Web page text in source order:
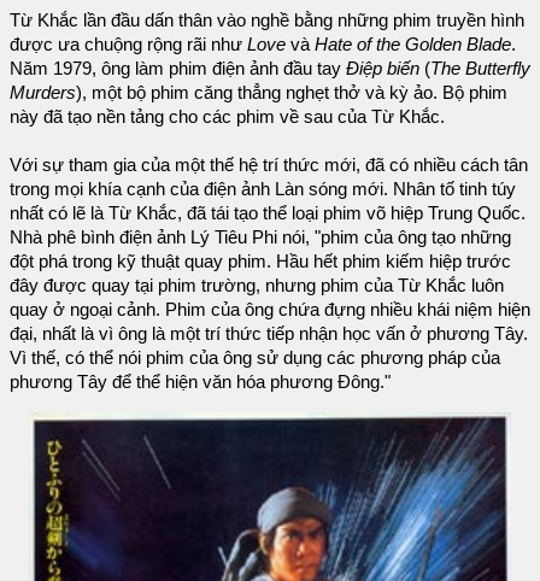
Từ Khắc lần đầu dấn thân vào nghề bằng những phim truyền hình
được ưa chuộng rộng rãi như Love vàHate of the Golden Blade.
Năm 1979, ông làm phim điện ảnh đầu tay Điệp biến (The Butterfly
Murders), một bộ phim căng thẳng nghẹt thở và kỳ ảo. Bộ phim
này đã tạo nền tảng cho các phim về sau của Từ Khắc.
Với sự tham gia của một thế hệ trí thức mới, đã có nhiều cách tân
trong mọi khía cạnh của điện ảnh Làn sóng mới. Nhân tố tinh túy
nhất có lẽ là Từ Khắc, đã tái tạo thể loại phim võ hiệp Trung Quốc.
Nhà phê bình điện ảnh Lý Tiêu Phi nói, "phim của ông tạo những
đột phá trong kỹ thuật quay phim. Hầu hết phim kiếm hiệp trước
đây được quay tại phim trường, nhưng phim của Từ Khắc luôn
quay ở ngoại cảnh. Phim của ông chứa đựng nhiều khái niệm hiện
đại, nhất là vì ông là một trí thức tiếp nhận học vấn ở phương Tây.
Vì thế, có thể nói phim của ông sử dụng các phương pháp của
phương Tây để thể hiện văn hóa phương Đông."